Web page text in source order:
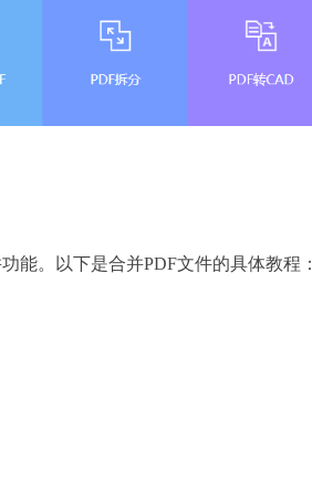
能。以下是合并PDF文件的具体教程：